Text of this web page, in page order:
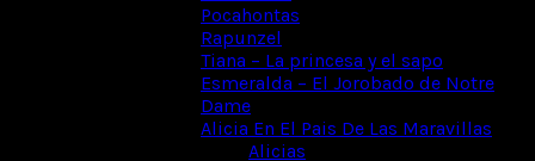
Pocahontas
Rapunzel
Tiana – La princesa y el sapo
Esmeralda – El Jorobado de Notre
Dame
Alicia En El Pais De Las Maravillas
Alicias